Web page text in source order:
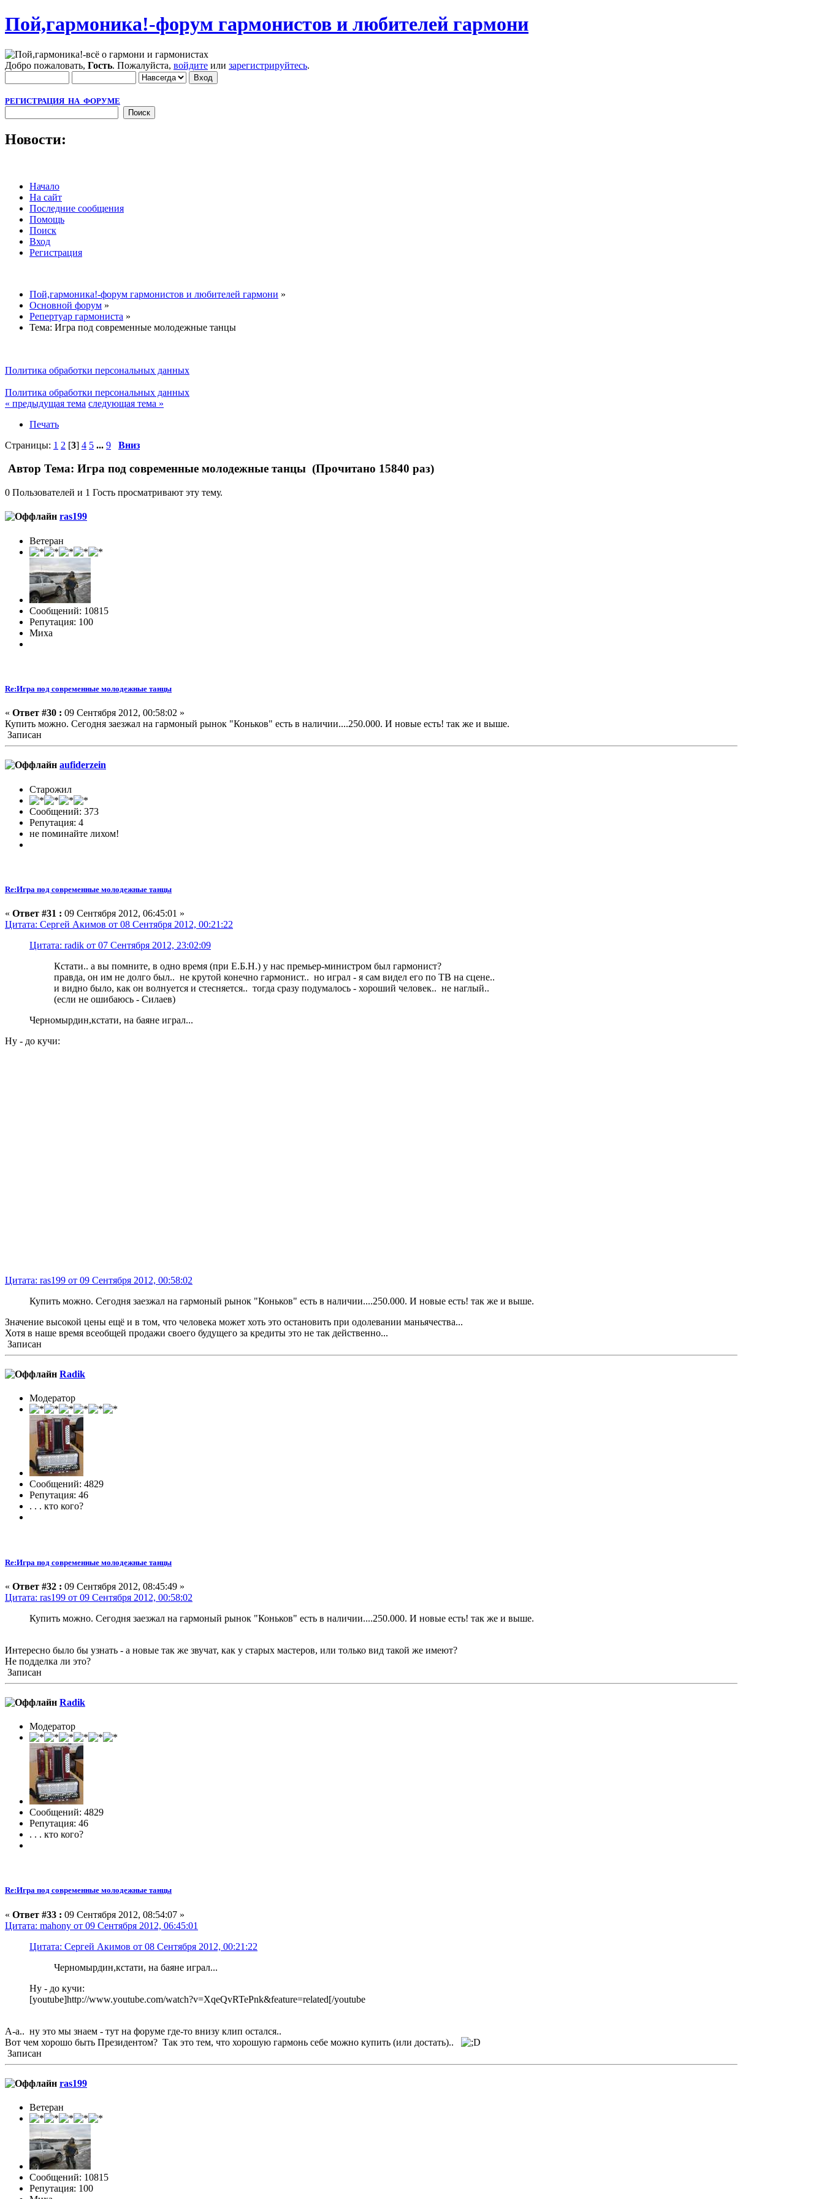
Пой,гармоника!-форум гармонистов и любителей гармони
Добро пожаловать, Гость. Пожалуйста, войдите или зарегистрируйтесь.
РЕГИСТРАЦИЯ НА ФОРУМЕ
Новости:
Начало
На сайт
Последние сообщения
Помощь
Поиск
Вход
Регистрация
Пой,гармоника!-форум гармонистов и любителей гармони »
Основной форум »
Репертуар гармониста »
Тема: Игра под современные молодежные танцы
Политика обработки персональных данных
Политика обработки персональных данных
« предыдущая тема следующая тема »
Печать
Страницы: 1 2 [3] 4 5 ... 9 Вниз
Автор Тема: Игра под современные молодежные танцы (Прочитано 15840 раз)
0 Пользователей и 1 Гость просматривают эту тему.
ras199
Ветеран
Сообщений: 10815
Репутация: 100
Миха
Re:Игра под современные молодежные танцы
« Ответ #30 : 09 Сентября 2012, 00:58:02 »
Купить можно. Сегодня заезжал на гармоный рынок "Коньков" есть в наличии....250.000. И новые есть! так же и выше.
Записан
aufiderzein
Старожил
Сообщений: 373
Репутация: 4
не поминайте лихом!
Re:Игра под современные молодежные танцы
« Ответ #31 : 09 Сентября 2012, 06:45:01 »
Цитата: Сергей Акимов от 08 Сентября 2012, 00:21:22
Цитата: radik от 07 Сентября 2012, 23:02:09
Кстати.. а вы помните, в одно время (при Е.Б.Н.) у нас премьер-министром был гармонист?
правда, он им не долго был.. не крутой конечно гармонист.. но играл - я сам видел его по ТВ на сцене..
и видно было, как он волнуется и стесняется.. тогда сразу подумалось - хороший человек.. не наглый..
(если не ошибаюсь - Силаев)
Черномырдин,кстати, на баяне играл...
Ну - до кучи:
Цитата: ras199 от 09 Сентября 2012, 00:58:02
Купить можно. Сегодня заезжал на гармоный рынок "Коньков" есть в наличии....250.000. И новые есть! так же и выше.
Значение высокой цены ещё и в том, что человека может хоть это остановить при одолевании маньячества...
Хотя в наше время всеобщей продажи своего будущего за кредиты это не так действенно...
Записан
Radik
Модератор
Сообщений: 4829
Репутация: 46
. . . кто кого?
Re:Игра под современные молодежные танцы
« Ответ #32 : 09 Сентября 2012, 08:45:49 »
Цитата: ras199 от 09 Сентября 2012, 00:58:02
Купить можно. Сегодня заезжал на гармоный рынок "Коньков" есть в наличии....250.000. И новые есть! так же и выше.
Интересно было бы узнать - а новые так же звучат, как у старых мастеров, или только вид такой же имеют?
Не подделка ли это?
Записан
Radik
Модератор
Сообщений: 4829
Репутация: 46
. . . кто кого?
Re:Игра под современные молодежные танцы
« Ответ #33 : 09 Сентября 2012, 08:54:07 »
Цитата: mahony от 09 Сентября 2012, 06:45:01
Цитата: Сергей Акимов от 08 Сентября 2012, 00:21:22
Черномырдин,кстати, на баяне играл...
Ну - до кучи:
[youtube]http://www.youtube.com/watch?v=XqeQvRTePnk&feature=related[/youtube
А-а.. ну это мы знаем - тут на форуме где-то внизу клип остался..
Вот чем хорошо быть Президентом? Так это тем, что хорошую гармонь себе можно купить (или достать)..
Записан
ras199
Ветеран
Сообщений: 10815
Репутация: 100